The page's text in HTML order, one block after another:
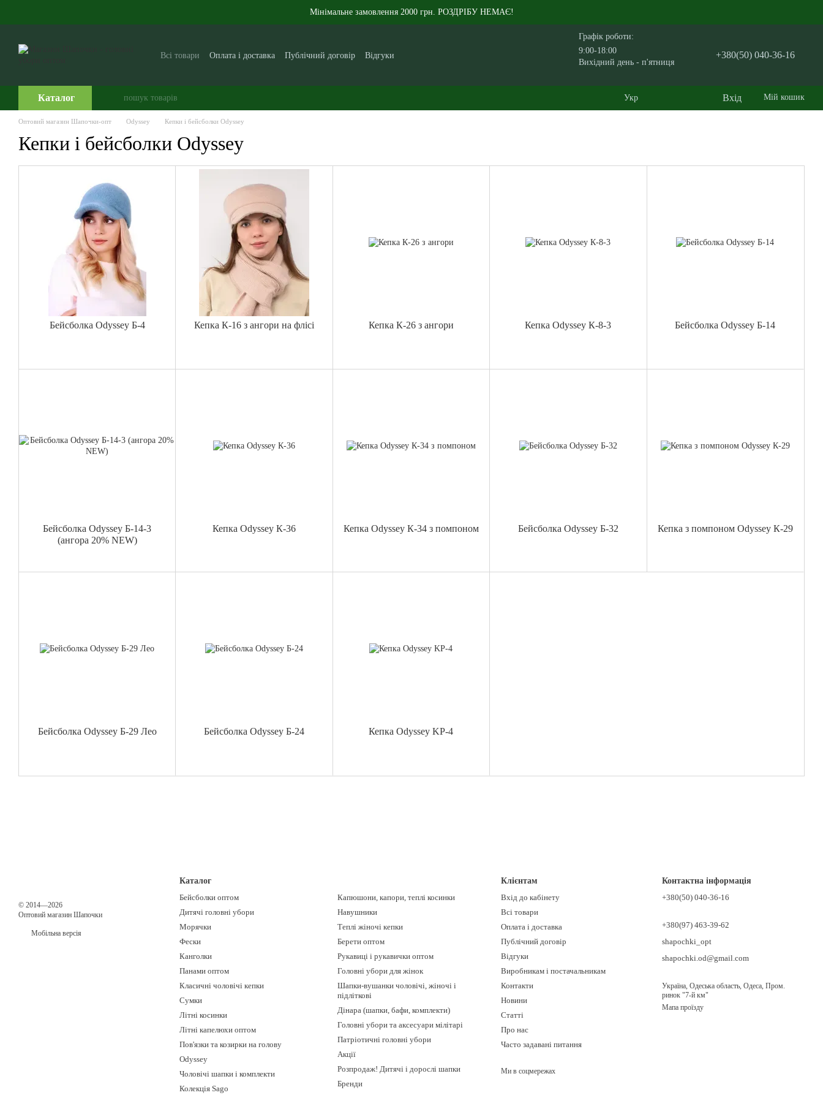
Мінімальне замовлення 2000 грн. РОЗДРІБУ НЕМАЄ!
Всі товари Оплата і доставка Публічний договір
Відгуки
Графік роботи:
9:00-18:00
Вихідний день - п'ятниця
+380(50) 040-36-16
Каталог Укр Вхід Мій кошик
Оптовий магазин Шапочки-опт Odyssey Кепки і бейсболки Odyssey
Кепки і бейсболки Odyssey
Бейсболка Odyssey Б-4 Кепка К-16 з ангори на флісі Кепка К-26 з ангори Кепка Odyssey К-8-3 Бейсболка Odyssey Б-14
Бейсболка Odyssey Б-14-3
(ангора 20% NEW)
Кепка Odyssey К-36 Кепка Odyssey К-34 з помпоном Бейсболка Odyssey Б-32 Кепка з помпоном Odyssey К-29
Бейсболка Odyssey Б-29 Лео Бейсболка Odyssey Б-24 Кепка Odyssey KP-4
© 2014—2026
Оптовий магазин Шапочки
Мобільна версія
Каталог
Бейсболки оптом
Дитячі головні убори
Морячки
Фески
Канголки
Панами оптом
Класичні чоловічі кепки
Сумки
Літні косинки
Літні капелюхи оптом
Пов'язки та козирки на голову
Odyssey
Чоловічі шапки і комплекти
Колекція Sago
Капюшони, капори, теплі косинки
Навушники
Теплі жіночі кепки
Берети оптом
Рукавиці і рукавички оптом
Головні убори для жінок
Шапки-вушанки чоловічі, жіночі і
підліткові
Дінара (шапки, бафи, комплекти)
Головні убори та аксесуари мілітарі
Патріотичні головні убори
Акції
Розпродаж! Дитячі і дорослі шапки
Бренди
Клієнтам
Вхід до кабінету
Всі товари
Оплата і доставка
Публічний договір
Відгуки
Виробникам і постачальникам
Контакти
Новини
Статті
Про нас
Часто задавані питання
Ми в соцмережах
Контактна інформація
+380(50) 040-36-16
+380(97) 463-39-62
shapochki_opt
shapochki.od@gmail.com
Україна, Одеська область, Одеса, Пром.
ринок "7-й км"
Мапа проїзду